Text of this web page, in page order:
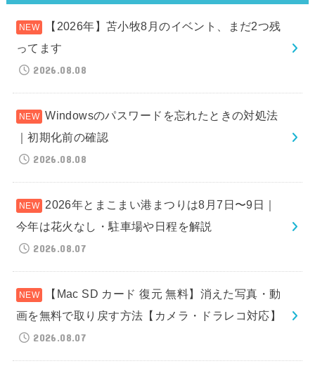
【2026年】苫小牧8月のイベント、まだ2つ残
ってます
2026.08.08
Windowsのパスワードを忘れたときの対処法
｜初期化前の確認
2026.08.08
2026年とまこまい港まつりは8月7日〜9日｜
今年は花火なし・駐車場や日程を解説
2026.08.07
【Mac SD カード 復元 無料】消えた写真・動
画を無料で取り戻す方法【カメラ・ドラレコ対応】
2026.08.07